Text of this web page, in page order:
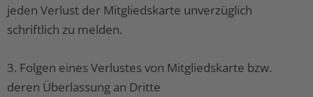
jeden Verlust der Mitgliedskarte unverzüglich
schriftlich zu melden.
3. Folgen eines Verlustes von Mitgliedskarte bzw.
deren Überlassung an Dritte